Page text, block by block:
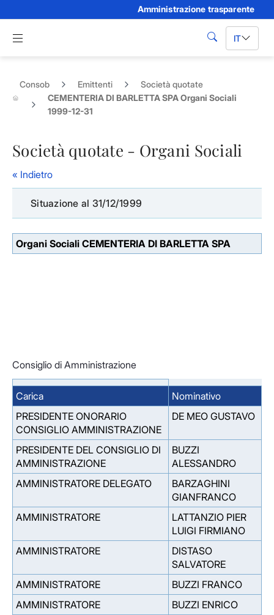
Amministrazione trasparente
Apri menu di navigazione
cerca IT
Consob Emittenti
Società quotate
CEMENTERIA DI BARLETTA SPA Organi Sociali
1999-12-31
Società quotate - Organi Sociali
« Indietro
Situazione al 31/12/1999
Organi Sociali CEMENTERIA DI BARLETTA SPA
Consiglio di Amministrazione
Carica
Nominativo
PRESIDENTE ONORARIO
CONSIGLIO AMMINISTRAZIONE
DE MEO GUSTAVO
PRESIDENTE DEL CONSIGLIO DI
AMMINISTRAZIONE
BUZZI
ALESSANDRO
AMMINISTRATORE DELEGATO
BARZAGHINI
GIANFRANCO
AMMINISTRATORE
LATTANZIO PIER
LUIGI FIRMIANO
AMMINISTRATORE
DISTASO
SALVATORE
AMMINISTRATORE
BUZZI FRANCO
AMMINISTRATORE
BUZZI ENRICO